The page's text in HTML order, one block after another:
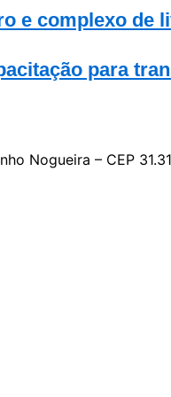
e complexo
para
Nogueira – CEP